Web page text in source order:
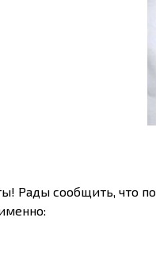
Рады сообщить, что